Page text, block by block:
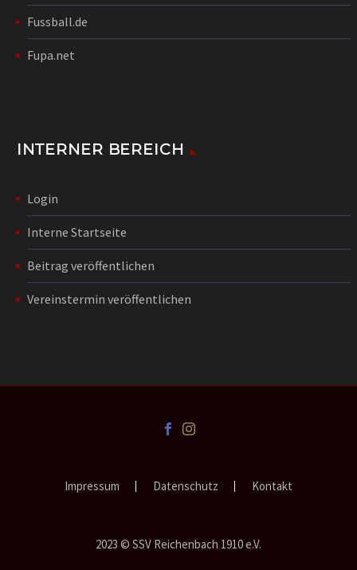
Fussball.de
Fupa.net
INTERNER BEREICH
Login
Interne Startseite
Beitrag veröffentlichen
Vereinstermin veröffentlichen
Impressum Datenschutz Kontakt
2023 © SSV Reichenbach 1910 e.V.